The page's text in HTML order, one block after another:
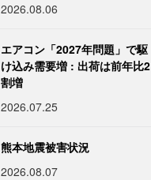
2026.08.06
エアコン「2027年問題」で駆
け込み需要増 : 出荷は前年比2
割増
2026.07.25
熊本地震被害状況
2026.08.07